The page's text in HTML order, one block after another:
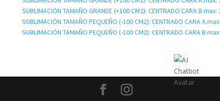
SUBLIMACIÓN TAMAÑO GRANDE (+100 CM2): CENTRADO CARA
SUBLIMACIÓN TAMAÑO PEQUEÑO (-100 CM2): CENTRADO CARA
SUBLIMACIÓN TAMAÑO PEQUEÑO (-100 CM2): CENTRADO CARA